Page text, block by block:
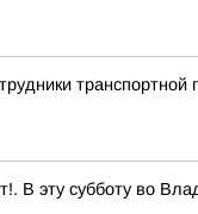
транспортной
В эту субботу во